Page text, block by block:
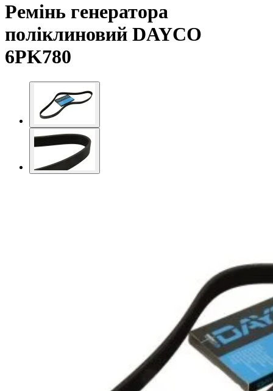
Ремінь генератора
поліклиновий DAYCO
6PK780